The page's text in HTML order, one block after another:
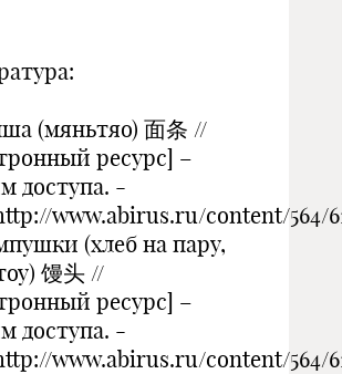
(мяньтяо) 面条 //
ресурс] –
доступа. -
www.abirus.ru/content/564/
(хлеб на пару,
馒头 //
ресурс] –
доступа. -
www.abirus.ru/content/564/